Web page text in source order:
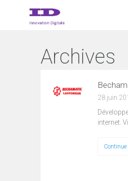
Archives
28 juin
internet.
Continue